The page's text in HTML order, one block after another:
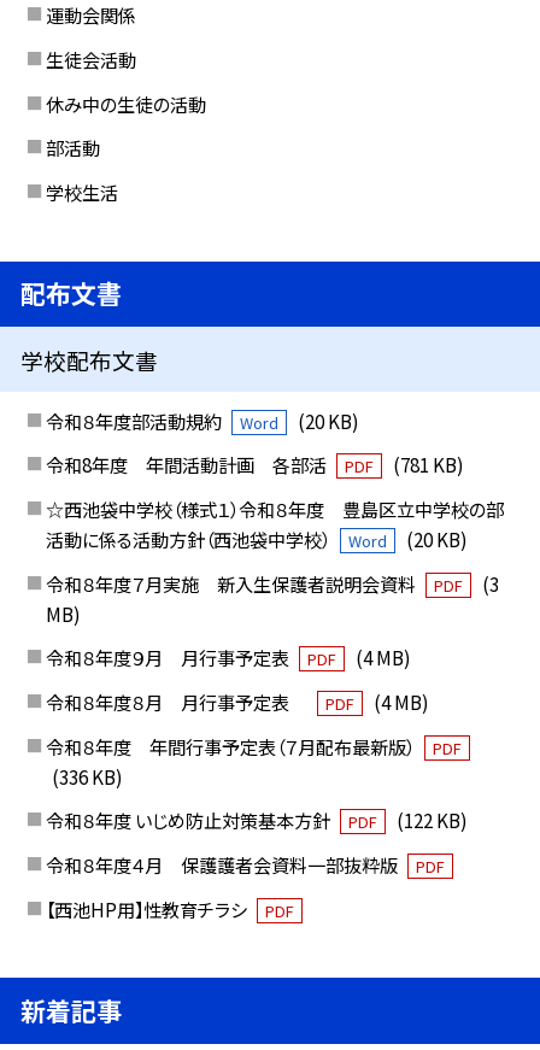
運動会関係
生徒会活動
休み中の生徒の活動
部活動
学校生活
配布文書
学校配布文書
令和８年度部活動規約 Word
(20 KB)
令和8年度 年間活動計画 各部活
PDF
(781 KB)
☆西池袋中学校（様式１）令和８年度 豊島区立中学校の部
活動に係る活動方針（西池袋中学校）
Word
(20 KB)
令和８年度７月実施 新入生保護者説明会資料
PDF
(3
MB)
令和８年度９月 月行事予定表
PDF
(4 MB)
令和８年度８月 月行事予定表
PDF
(4 MB)
令和８年度 年間行事予定表（７月配布最新版）
PDF
(336 KB)
令和８年度 いじめ防止対策基本方針
PDF
(122 KB)
令和８年度４月 保護護者会資料一部抜粋版
PDF
【西池HP用】性教育チラシ PDF
新着記事